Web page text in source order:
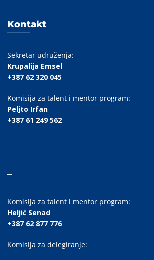
Kontakt
Sekretar udruženja:
Krupalija Emsel
+387 62 320 045
Komisija za talent i mentor program:
Peljto Irfan
+387 61 249 562
Komisija za talent i mentor program:
Heljić Senad
+387 62 877 776
Komisija za delegiranje: